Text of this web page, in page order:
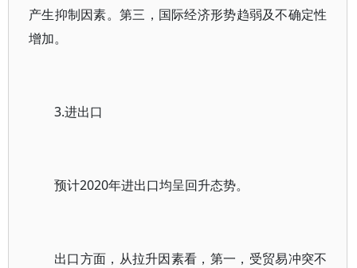
产生抑制因素。第三，国际经济形势趋弱及不确定性
增加。
3.进出口
预计2020年进出口均呈回升态势。
出口方面，从拉升因素看，第一，受贸易冲突不